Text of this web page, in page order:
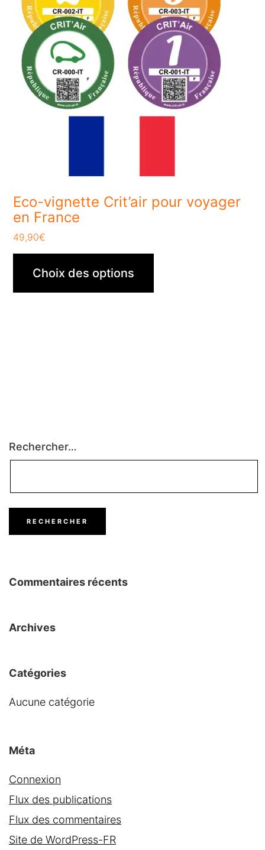
Eco-vignette Crit’air pour voyager
en France
49,90€
Choix des options
Rechercher…
Commentaires récents
Archives
Catégories
Aucune catégorie
Méta
Connexion
Flux des publications
Flux des commentaires
Site de WordPress-FR